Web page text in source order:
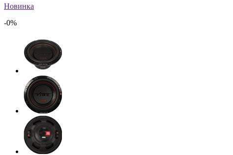
Новинка
-0%